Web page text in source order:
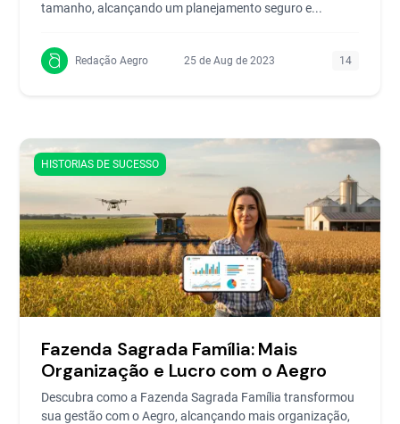
tamanho, alcançando um planejamento seguro e...
Redação Aegro 25 de Aug de 2023 14
HISTORIAS DE SUCESSO
Fazenda Sagrada Família: Mais
Organização e Lucro com o Aegro
Descubra como a Fazenda Sagrada Família transformou
sua gestão com o Aegro, alcançando mais organização,